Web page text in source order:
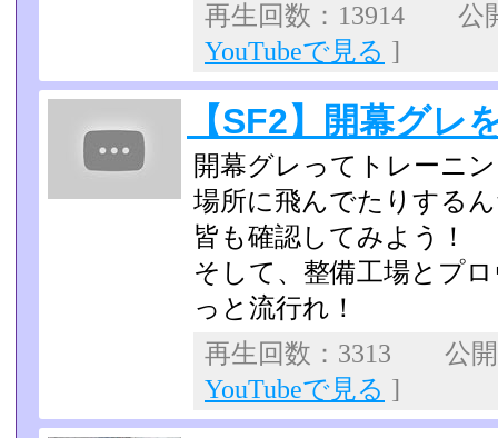
再生回数：13914 公
YouTubeで見る ]
【SF2】開幕グレ
開幕グレってトレーニ
場所に飛んでたりする
皆も確認してみよう！
そして、整備工場とプ
っと流行れ！
再生回数：3313 公
YouTubeで見る ]